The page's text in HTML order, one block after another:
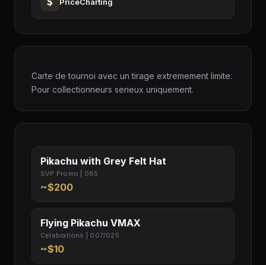
Carte de tournoi avec un tirage extremement limite.
Pour collectionneurs serieux uniquement.
Pikachu with Grey Felt Hat
SVP Promo | 085
~$200
Flying Pikachu VMAX
Celebrations | 007/025
~$10